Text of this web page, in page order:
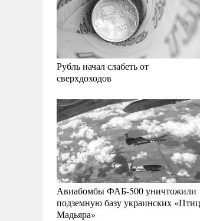
Рубль начал слабеть от
сверхдоходов
Авиабомбы ФАБ-500 уничтожили
подземную базу украинских «Птиц
Мадьяра»